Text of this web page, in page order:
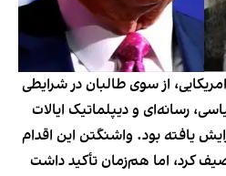
از سوی طالبان در شرایطی
رسانه‌ای و دیپلماتیک ایالات
یافته بود. واشنگتن این اقدام
کرد، اما هم‌زمان تأکید داشت